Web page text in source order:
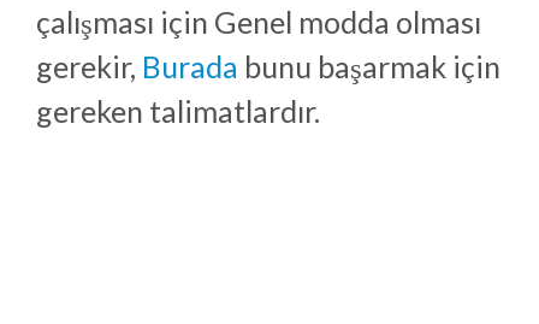
çalışması için Genel modda olması
gerekir, Burada bunu başarmak için
gereken talimatlardır.